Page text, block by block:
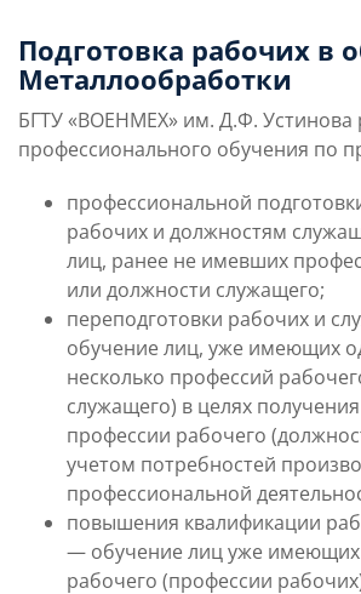
Подготовка рабочих в
Металлообработки
БГТУ «ВОЕНМЕХ» им. Д.Ф. Устинова
профессионального обучения по
профессиональной
рабочих и должностям
лиц, ранее не имевших
или должности служащего;
переподготовки рабочих и
обучение лиц, уже имеющих
несколько профессий
служащего) в целях
профессии рабочего
учетом потребностей
профессиональной
повышения квалификации
— обучение лиц уже
рабочего (профессии